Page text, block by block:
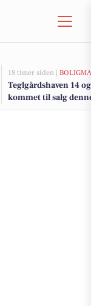
18 timer siden |
Teglgårdshaven 14
kommet til salg
boligerne her.